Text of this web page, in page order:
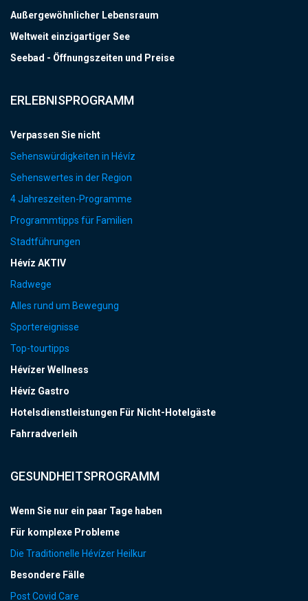
Außergewöhnlicher Lebensraum
Weltweit einzigartiger See
Seebad - Öffnungszeiten und Preise
ERLEBNISPROGRAMM
Verpassen Sie nicht
Sehenswürdigkeiten in Hévíz
Sehenswertes in der Region
4 Jahreszeiten-Programme
Programmtipps für Familien
Stadtführungen
Hévíz AKTIV
Radwege
Alles rund um Bewegung
Sportereignisse
Top-tourtipps
Hévízer Wellness
Hévíz Gastro
Hotelsdienstleistungen Für Nicht-Hotelgäste
Fahrradverleih
GESUNDHEITSPROGRAMM
Wenn Sie nur ein paar Tage haben
Für komplexe Probleme
Die Traditionelle Hévízer Heilkur
Besondere Fälle
Post Covid Care